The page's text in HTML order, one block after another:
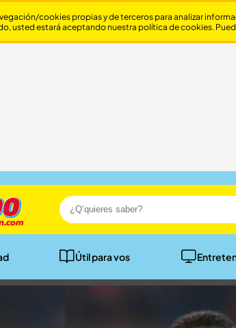
Útil para vos
cookies propias y de terceros para analizar
usted estará aceptando nuestra política de cookies.